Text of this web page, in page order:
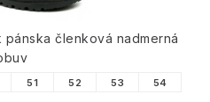
členková nadmerná
51 52 53 54